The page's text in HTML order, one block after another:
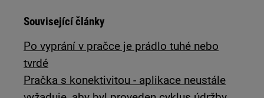
Související články
Po vyprání v pračce je prádlo tuhé nebo
tvrdé
Pračka s konektivitou - aplikace neustále